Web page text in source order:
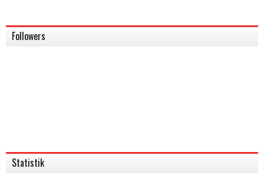
Followers
Statistik